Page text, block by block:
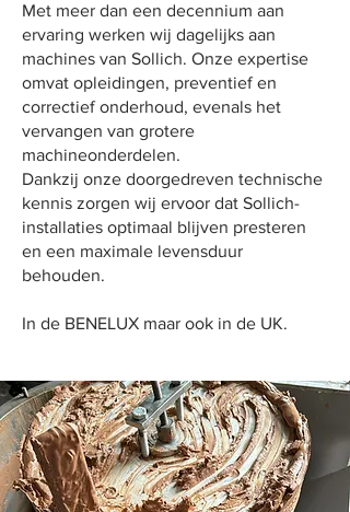
Met meer dan een decennium aan
ervaring werken wij dagelijks aan
machines van Sollich. Onze expertise
omvat opleidingen, preventief en
correctief onderhoud, evenals het
vervangen van grotere
machineonderdelen.
Dankzij onze doorgedreven technische
kennis zorgen wij ervoor dat Sollich-
installaties optimaal blijven presteren
en een maximale levensduur
behouden.
In de BENELUX maar ook in de UK.